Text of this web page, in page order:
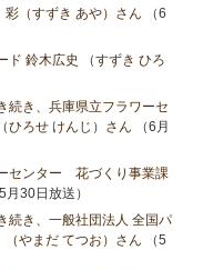
（すずき あや）さん （6
ド 鈴木広史 （すずき ひろ
続き、兵庫県立フラワーセ
ひろせ けんじ）さん （6月
センター 花づくり事業課
月30日放送）
続き、一般社団法人 全国パ
やまだ てつお）さん （5